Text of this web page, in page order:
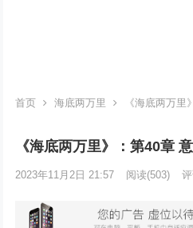
首页 海底两万里 《海底两万里
《海底两万里》：第40章
2023年11月2日 21:57 阅读(503)